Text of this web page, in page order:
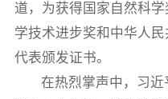
道，为获得国家自然科
学技术进步奖和中华人
代表颁发证书。
在热烈掌声中，习